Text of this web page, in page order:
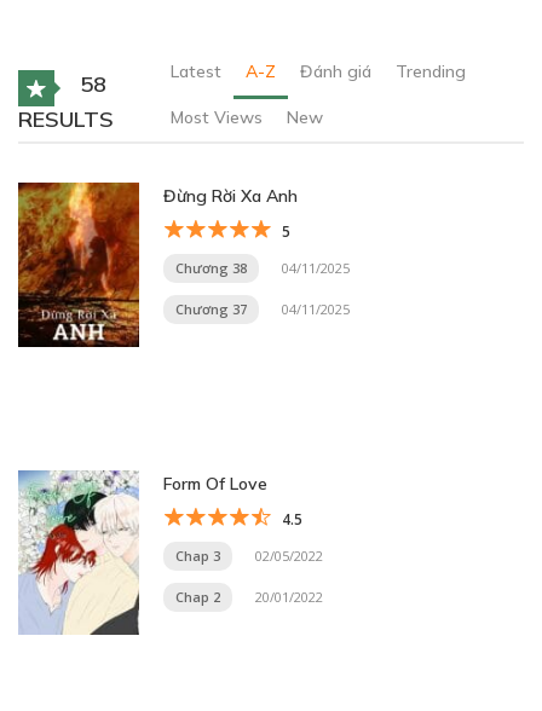
58
RESULTS
Latest A-Z Đánh giá Trending
Most Views New
Đừng Rời Xa Anh
5
Chương 38 04/11/2025
Chương 37 04/11/2025
Form Of Love
4.5
Chap 3 02/05/2022
Chap 2 20/01/2022